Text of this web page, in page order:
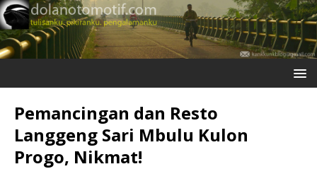
Pemancingan dan Resto
Langgeng Sari Mbulu Kulon
Progo, Nikmat!